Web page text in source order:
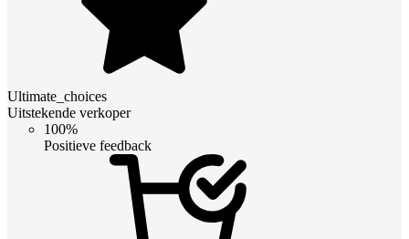
Ultimate_choices
Uitstekende verkoper
100%
Positieve feedback